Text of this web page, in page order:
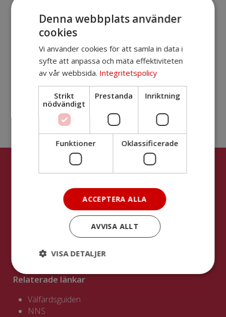
höger).
KONTAKT
Christian Nyenger
xt.christian.nyenger@motala.se
076-1711883
Kontakta oss
Långbackagatan 1, plan 4
591 86 Motala
Relaterade länkar
Välfärdsguiden
NNS
Denna webbplats använder
cookies
Vi använder cookies för att samla in data i
syfte att anpassa och mäta effektiviteten
av vår webbsida. Integritetspolicy
Strikt
nödvändigt
Prestanda Inriktning
Funktioner Oklassificerade
ACCEPTERA ALLA
AVVISA ALLT
VISA DETALJER